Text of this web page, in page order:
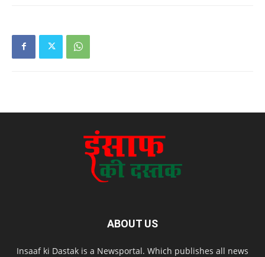
ABOUT US
Insaaf ki Dastak is a Newsportal. Which publishes all news